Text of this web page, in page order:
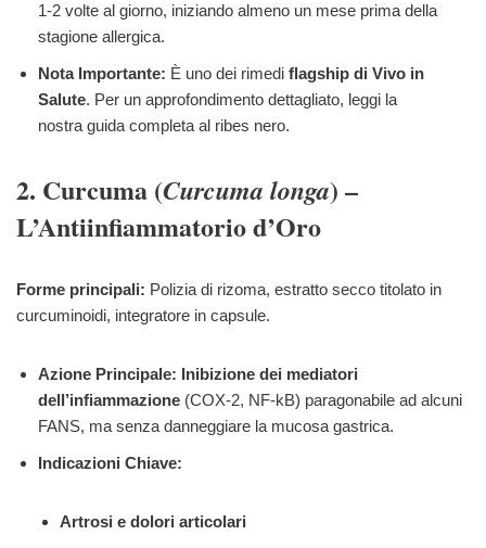
1-2 volte al giorno, iniziando almeno un mese prima della
stagione allergica.
Nota Importante: È uno dei rimedi flagship di Vivo in
Salute. Per un approfondimento dettagliato, leggi la
nostra guida completa al ribes nero.
2. Curcuma (Curcuma longa) –
L’Antiinfiammatorio d’Oro
Forme principali: Polizia di rizoma, estratto secco titolato in
curcuminoidi, integratore in capsule.
Azione Principale: Inibizione dei mediatori
dell’infiammazione (COX-2, NF-kB) paragonabile ad alcuni
FANS, ma senza danneggiare la mucosa gastrica.
Indicazioni Chiave:
Artrosi e dolori articolari